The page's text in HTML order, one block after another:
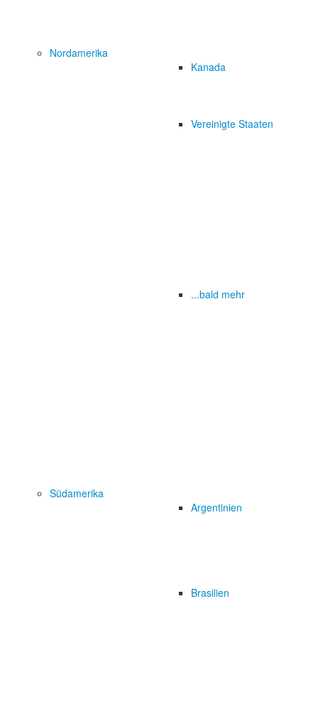
Nordamerika
Kanada
Vereinigte Staaten
...bald mehr
Südamerika
Argentinien
Brasilien